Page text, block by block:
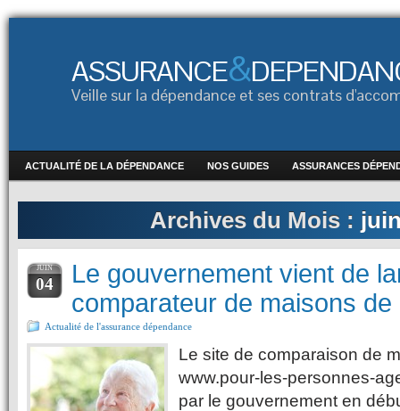
ASSURANCE&
Veille sur la dépendance et ses contrats
ACTUALITÉ DE LA DÉPENDANCE NOS GUIDES ASSURANCES
Archives du Mois :
JUIN
04
Le gouvernement vient de
comparateur de maisons de
Actualité de l'assurance dépendance
Le site de comparaison de
www.pour-les-personnes-
par le gouvernement en